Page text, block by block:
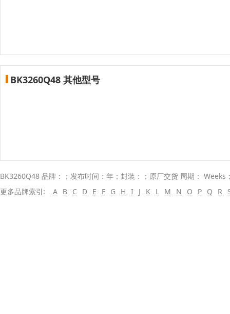
BK3260Q48 其他型号
BK3260Q48 品牌：；发布时间：年；封装：；原厂交货 周期： Weeks
更多品牌索引:
A B C D E F G H I J K L M N O P Q R